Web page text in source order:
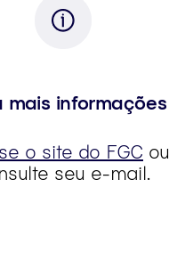
mais informações
o site do FGC ou
seu e-mail.